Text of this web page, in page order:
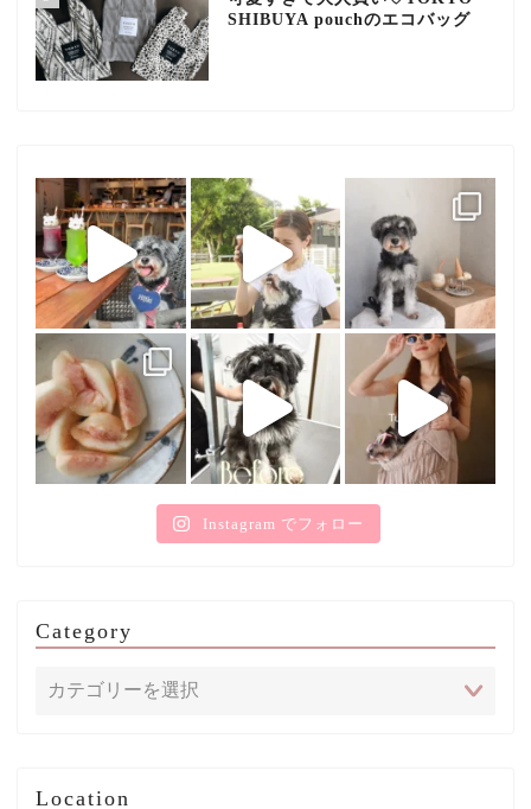
SHIBUYA pouchのエコバッグ
Instagram でフォロー
Category
Location